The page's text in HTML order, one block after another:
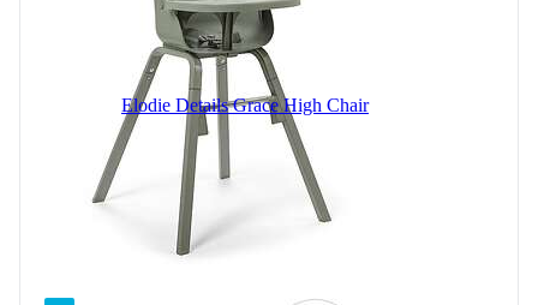
Elodie Details Grace High Chair